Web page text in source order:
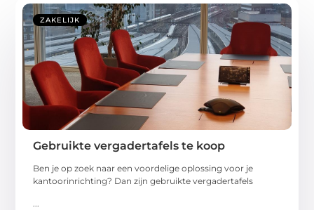
ZAKELIJK
Gebruikte vergadertafels te koop
Ben je op zoek naar een voordelige oplossing voor je
kantoorinrichting? Dan zijn gebruikte vergadertafels
...